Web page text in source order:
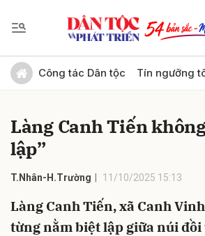
Công tác Dân tộc Tín ngưỡng
Làng Canh Tiến
lập”
T.Nhân-H.Trường 11/10/2025 15:13
Làng Canh Tiến, xã Canh
từng nằm biệt lập giữa núi
Gửi bình luận